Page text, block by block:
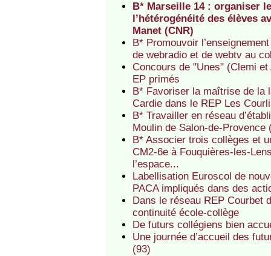
B* Marseille 14 : organiser
l’hétérogénéité des élèves
Manet (CNR)
B* Promouvoir
de webradio et de webtv au
Concours de "Unes" (Clemi
EP primés
B* Favoriser la maîtrise de la
Cardie dans le REP Les
B* Travailler en réseau
Moulin de Salon-de-Provence
B* Associer trois collèges et
CM2-6e à Fouquières-les-
l’espace...
Labellisation Euroscol de
PACA impliqués dans des
Dans le réseau REP Courbet
continuité école-collège
De futurs collégiens bien
Une journée d’accueil des
(93)